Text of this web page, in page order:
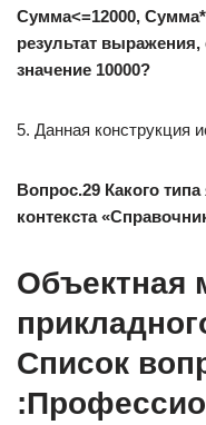
Сумма<=12000,
результат
значение 10000?
5. Данная конструкция
Вопрос.29 Какого
контекста
Объектная
Список